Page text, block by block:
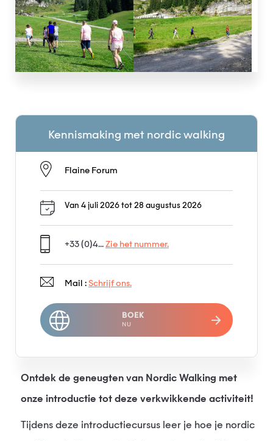
Ontdek de geneugten van Nordic Walking met
onze introductie tot deze verkwikkende activiteit!
Tijdens deze introductiecursus leer je hoe je nordic
Kennismaking met nordic walking
Flaine Forum
Van 4 juli 2026 tot 28 augustus 2026
+33 (0)4... Zie het nummer.
Mail : Schrijf ons.
BOEK
NU